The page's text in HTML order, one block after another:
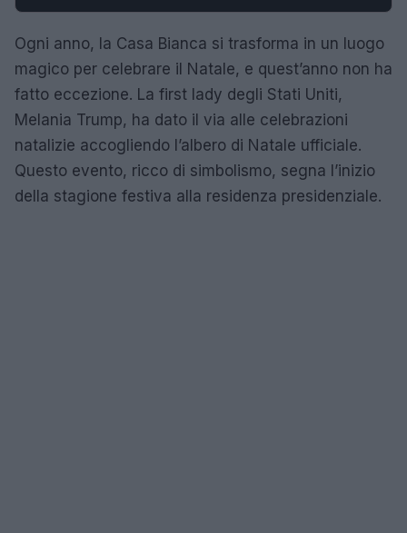
Ogni anno, la Casa Bianca si trasforma in un luogo
magico per celebrare il Natale, e quest’anno non ha
fatto eccezione. La first lady degli Stati Uniti,
Melania Trump, ha dato il via alle celebrazioni
natalizie accogliendo l’albero di Natale ufficiale.
Questo evento, ricco di simbolismo, segna l’inizio
della stagione festiva alla residenza presidenziale.